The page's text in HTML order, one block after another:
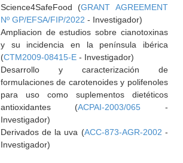
Science4SafeFood (GRANT AGREEMENT
Nº GP/EFSA/FIP/2022 - Investigador)
Ampliacion de estudios sobre cianotoxinas
y su incidencia en la península ibérica
(CTM2009-08415-E- Investigador)
Desarrollo y caracterización de
formulaciones de carotenoides y polifenoles
para uso como suplementos dietéticos
antioxidantes (ACPAI-2003/065 -
Investigador)
Derivados de la uva (ACC-873-AGR-2002 -
Investigador)